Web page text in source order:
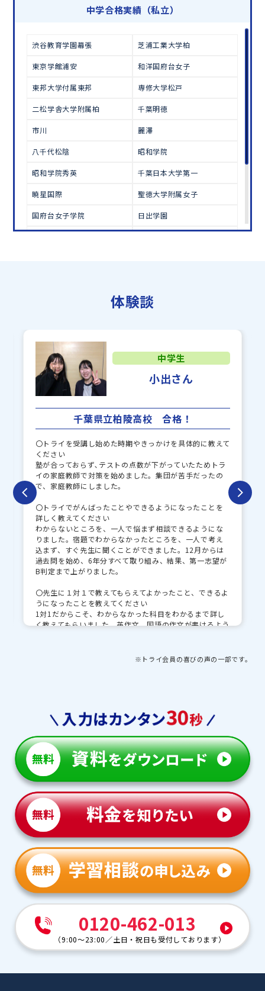
学習相談のお申し込みはこちら
中学合格実績（私立）
渋谷教育学園幕張 芝浦工業大学柏
東京学館浦安 和洋国府台女子
東邦大学付属東邦 専修大学松戸
二松学舎大学附属柏 千葉明徳
市川 麗澤
八千代松陰 昭和学院
昭和学院秀英 千葉日本大学第一
暁星国際 聖徳大学附属女子
国府台女子学院 日出学園
体験談
中学生
小出さん
千葉県立柏陵高校 合格！
〇トライを受講し始めた時期やきっかけを具体的に教えて
ください
塾が合っておらず､テストの点数が下がっていたためトラ
イの家庭教師で対策を始めました。集団が苦手だったの
で、家庭教師にしました。
〇トライでがんばったことやできるようになったことを
詳しく教えてください
わからないところを、一人で悩まず相談できるようにな
りました。宿題でわからなかったところを、一人で考え
込まず、すぐ先生に聞くことができました。12月からは
過去問を始め、6年分すべて取り組み、結果、第一志望が
B判定まで上がりました。
〇先生に１対１で教えてもらえてよかったこと、できるよ
うになったことを教えてください
1対1だからこそ、わからなかった科目をわかるまで詳し
く教えてもらいました。英作文、国語の作文が書けるよう
のことだったので緊張していたが、事前に対策をして、自
分が思う最大の力を発揮できました。受験に全力で取り
〇トライで授業以外にがんばったことを教えてください
夏の勉強合宿を頑張りました。苦手な基礎の振り返りを
行いました。特に、苦手な数学の証明と英語の助動詞を
頑張れたと思います。
※トライ会員の喜びの声の一部です。
0120-462-013
（9:00～23:00 ／土日・祝日も受付しております）